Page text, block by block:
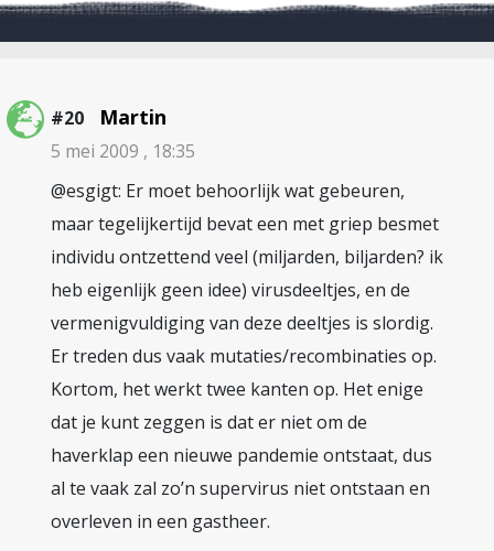
#20 Martin
5 mei 2009 , 18:35
@esgigt: Er moet behoorlijk wat gebeuren,
maar tegelijkertijd bevat een met griep besmet
individu ontzettend veel (miljarden, biljarden? ik
heb eigenlijk geen idee) virusdeeltjes, en de
vermenigvuldiging van deze deeltjes is slordig.
Er treden dus vaak mutaties/recombinaties op.
Kortom, het werkt twee kanten op. Het enige
dat je kunt zeggen is dat er niet om de
haverklap een nieuwe pandemie ontstaat, dus
al te vaak zal zo’n supervirus niet ontstaan en
overleven in een gastheer.